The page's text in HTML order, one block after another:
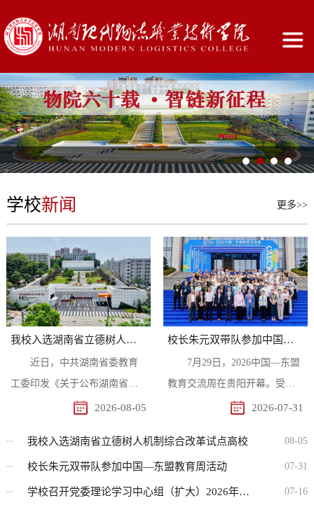
学校新闻 更多>>
我校入选湖南省立德树人机制综合改革试点高校
近日，中共湖南省委教育
工委印发《关于公布湖南省立
德树人机制综合改革试点高校
校被确定为湖南省立德树人机
制综合改革试点高校。我校申
报的“以仓育德·以链塑人：‘一
2026-08-05
校长朱元双带队参加中国—东盟教育周活动
7月29日，2026中国—东盟
教育交流周在贵阳开幕。受组
委会邀请，校长朱元双与国际
加活动。本届交流周以“让智慧
教育更好助力友好家园建设”为
主题，聚焦智慧教育创新、职
2026-07-31
我校入选湖南省立德树人机制综合改革试点高校 08-05
校长朱元双带队参加中国—东盟教育周活动 07-31
学校召开党委理论学习中心组（扩大）2026年第七期学习会 07-16